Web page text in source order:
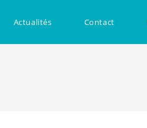
Actualités Contact